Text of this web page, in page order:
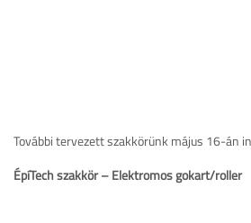
További tervezett szakkörünk május 16-án
ÉpíTech szakkör – Elektromos gokart/roller